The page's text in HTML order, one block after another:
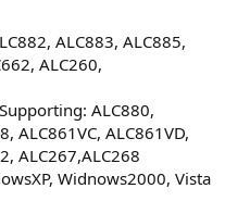
ALC883, ALC885,
ALC260,
ALC880,
ALC861VC, ALC861VD,
ALC267,ALC268
Widnows2000, Vista